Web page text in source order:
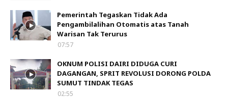
Pemerintah Tegaskan Tidak Ada
Pengambilalihan Otomatis atas Tanah
Warisan Tak Terurus
07:57
OKNUM POLISI DAIRI DIDUGA CURI
DAGANGAN, SPRIT REVOLUSI DORONG POLDA
SUMUT TINDAK TEGAS
02:55